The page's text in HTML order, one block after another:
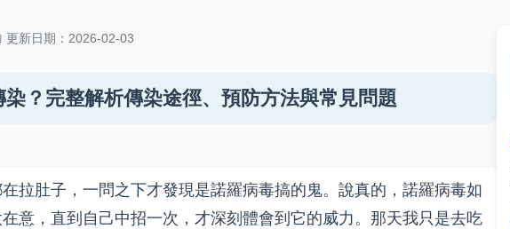
更新日期：2026-02-03
？完整解析傳染途徑、預防方法與常見問題
拉肚子，一問之下才發現是諾羅病毒搞的鬼。說真的，諾羅病毒如
意，直到自己中招一次，才深刻體會到它的威力。那天我只是去吃